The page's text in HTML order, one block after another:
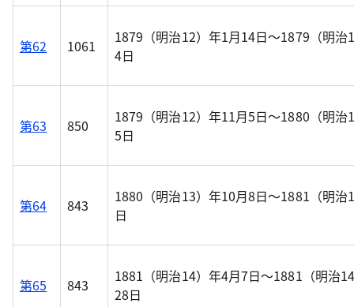
第62 1061
1879（明治12）年1月14日～1879（明治
4日
第63 850
1879（明治12）年11月5日～1880（明治
5日
第64 843
1880（明治13）年10月8日～1881（明治
日
第65 843
1881（明治14）年4月7日～1881（明治
28日